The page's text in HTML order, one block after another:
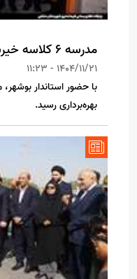
مدرسه ۶ کلاسه خیرساز در شهر کاکی افتتاح شد
1404/11/21 - 11:23
بهره‌برداری رسید.